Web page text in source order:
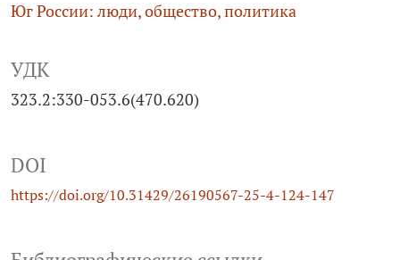
Юг России: люди, общество, политика
УДК
323.2:330-053.6(470.620)
DOI
https://doi.org/10.31429/26190567-25-4-124-147